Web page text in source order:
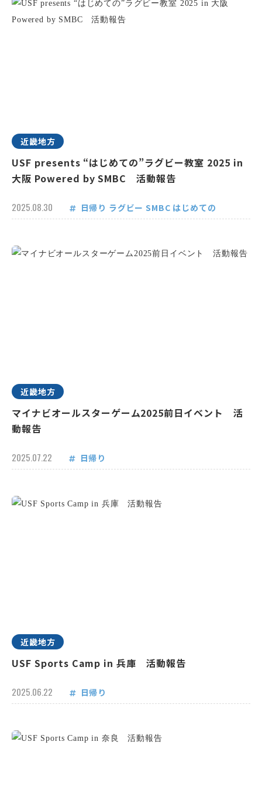
近畿地方
USF presents “はじめての”ラグビー教室 2025 in
大阪 Powered by SMBC 活動報告
2025.08.30 日帰り ラグビー SMBC はじめての
近畿地方
マイナビオールスターゲーム2025前日イベント 活
動報告
2025.07.22 日帰り
近畿地方
USF Sports Camp in 兵庫 活動報告
2025.06.22 日帰り